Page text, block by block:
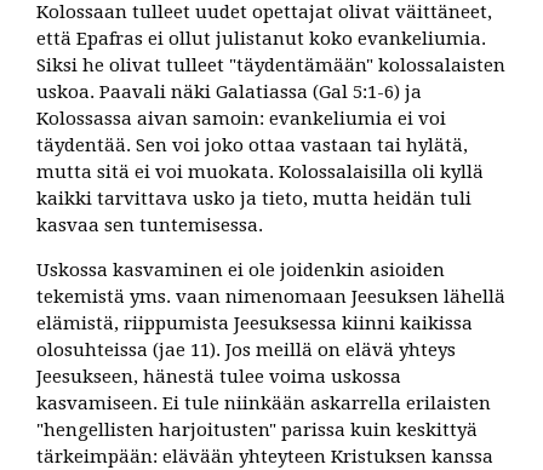
Kolossaan tulleet uudet opettajat olivat väittäneet,
että Epafras ei ollut julistanut koko evankeliumia.
Siksi he olivat tulleet "täydentämään" kolossalaisten
uskoa. Paavali näki Galatiassa (Gal 5:1-6) ja
Kolossassa aivan samoin: evankeliumia ei voi
täydentää. Sen voi joko ottaa vastaan tai hylätä,
mutta sitä ei voi muokata. Kolossalaisilla oli kyllä
kaikki tarvittava usko ja tieto, mutta heidän tuli
kasvaa sen tuntemisessa.
Uskossa kasvaminen ei ole joidenkin asioiden
tekemistä yms. vaan nimenomaan Jeesuksen lähellä
elämistä, riippumista Jeesuksessa kiinni kaikissa
olosuhteissa (jae 11). Jos meillä on elävä yhteys
Jeesukseen, hänestä tulee voima uskossa
kasvamiseen. Ei tule niinkään askarrella erilaisten
"hengellisten harjoitusten" parissa kuin keskittyä
tärkeimpään: elävään yhteyteen Kristuksen kanssa